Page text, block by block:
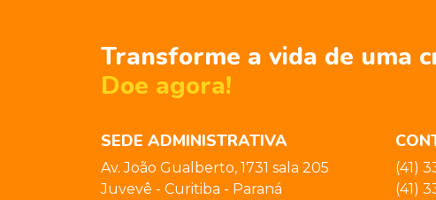
Transforme a vida de uma
Doe agora!
SEDE ADMINISTRATIVA
Av. João Gualberto, 1731 sala 205
Juvevê - Curitiba - Paraná
(41)
(41)